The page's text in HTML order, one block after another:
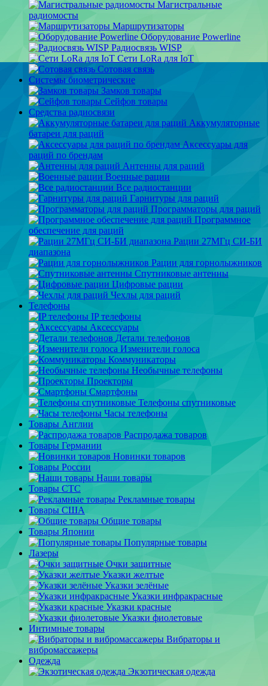
Магистральные
радиомосты
Маршрутизаторы
Оборудование Powerline
Радиосвязь WISP
Сети LoRa для IoT
Сотовая связь
Системы биометрические
Замков товары
Сейфов товары
Средства радиосвязи
Аккумуляторные
батареи для раций
Аксессуары для
раций по брендам
Антенны для раций
Военные рации
Все радиостанции
Гарнитуры для раций
Программаторы для раций
Программное
обеспечение для раций
Рации 27МГц СИ-БИ
диапазона
Рации для горнолыжников
Спутниковые антенны
Цифровые рации
Чехлы для раций
Телефоны
IP телефоны
Аксессуары
Детали телефонов
Изменители голоса
Коммуникаторы
Необычные телефоны
Проекторы
Смартфоны
Телефоны спутниковые
Часы телефоны
Товары Англии
Распродажа товаров
Товары Германии
Новинки товаров
Товары России
Наши товары
Товары СТС
Рекламные товары
Товары США
Общие товары
Товары Японии
Популярные товары
Лазеры
Очки защитные
Указки желтые
Указки зелёные
Указки инфракрасные
Указки красные
Указки фиолетовые
Интимные товары
Вибраторы и
вибромассажеры
Одежда
Экзотическая одежда